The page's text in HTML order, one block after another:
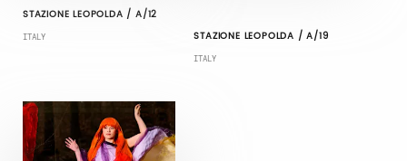
STAZIONE LEOPOLDA / A/12
ITALY STAZIONE LEOPOLDA / A/19
ITALY